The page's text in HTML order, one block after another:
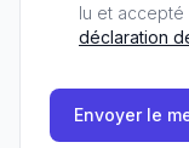
lu et accepté
déclaration
Envoyer le